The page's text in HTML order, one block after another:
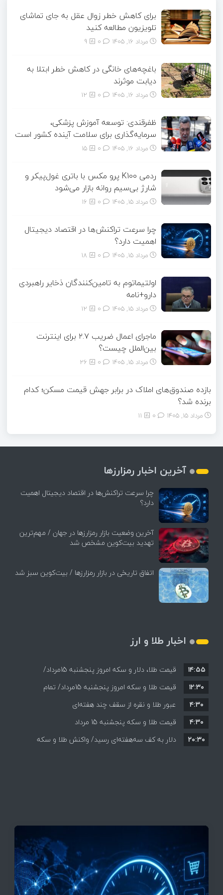
برای کاهش خطر زوال عقل به جای تماشای
تلویزیون مطالعه کنید
مرداد ۱۶, ۱۴۰۵ 9
باغچه‌های خانگی در کاهش خطر ابتلا به
دیابت موثرند
مرداد ۱۶, ۱۴۰۵ 12
ظفرقندی: توسعه آموزش پزشکی،
سرمایه‌گذاری برای سلامت آینده کشور است
مرداد ۱۶, ۱۴۰۵ 15
ردمی K100 پرو مکس با باتری غول‌پیکر و
شارژ بی‌سیم روانه بازار می‌شود
مرداد ۱۵, ۱۴۰۵ 16
چرا سرعت تراکنش‌ها در اقتصاد دیجیتال
اهمیت دارد؟
مرداد ۱۵, ۱۴۰۵ 18
اولتیماتوم به تامین‌کنندگان ذخایر راهبردی
دارو+نامه
مرداد ۱۵, ۱۴۰۵ 12
ماجرای اعمال ضریب ۲.۷ برای اینترنت
بین‌الملل چیست؟
مرداد ۱۵, ۱۴۰۵ 26
بازده صندوق‌های املاک در برابر جهش قیمت مسکن؛ کدام
برنده شد؟
مرداد ۱۵, ۱۴۰۵ 11
آخرین اخبار رمزارزها
چرا سرعت تراکنش‌ها در اقتصاد دیجیتال اهمیت
دارد؟
آخرین وضعیت بازار رمزارزها در جهان / مهم‌ترین
تهدید بیت‌کوین مشخص شد
اتفاق تاریخی در بازار رمزارزها / بیت‌کوین سبز شد
اخبار طلا و ارز
قیمت طلا، دلار و سکه امروز پنجشنبه 15مرداد/
افزایش قیمت ها + جدول
۱۴:۵۵
قیمت طلا و سکه امروز پنجشنبه 15مرداد/ تمام
قیمت ها بر مدار افزایش + جدول
۱۲:۳۰
عبور طلا و نقره از سقف چند هفته‌ای
۴:۳۰
قیمت طلا و سکه پنجشنبه 15 مرداد
۴:۳۰
دلار به کف سه‌هفته‌ای رسید/ واکنش طلا و سکه
۲۰:۳۰